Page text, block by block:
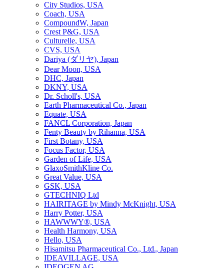
City Studios, USA
Coach, USA
CompoundW, Japan
Crest P&G, USA
Culturelle, USA
CVS, USA
Dariya (ダリヤ), Japan
Dear Moon, USA
DHC, Japan
DKNY, USA
Dr. Scholl's, USA
Earth Pharmaceutical Co., Japan
Equate, USA
FANCL Corporation, Japan
Fenty Beauty by Rihanna, USA
First Botany, USA
Focus Factor, USA
Garden of Life, USA
GlaxoSmithKline Co.
Great Value, USA
GSK, USA
GTECHNIQ Ltd
HAIRITAGE by Mindy McKnight, USA
Harry Potter, USA
HAWWWY®, USA
Health Harmony, USA
Hello, USA
Hisamitsu Pharmaceutical Co., Ltd., Japan
IDEAVILLAGE, USA